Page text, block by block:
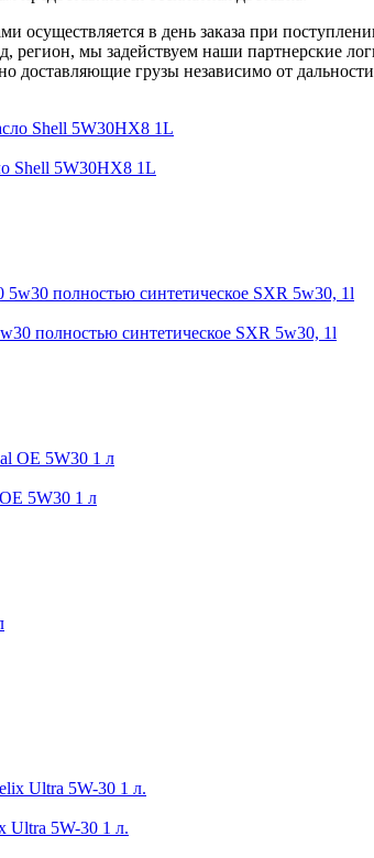
осуществляется в день заказа при
регион, мы задействуем наши
доставляющие грузы независимо от
Shell 5W30HX8 1L
полностью синтетическое SXR 5w30, 1l
5W30 1 л
Ultra 5W-30 1 л.